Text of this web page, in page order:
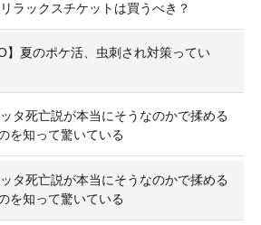
リラックスチケットは買うべき？
】夏のポケ活、虫刺され対策ってい
タ死亡説が本当にそうなのかで揉める
を知って驚いている
タ死亡説が本当にそうなのかで揉める
を知って驚いている